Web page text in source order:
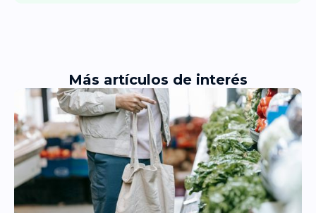
Más artículos de interés